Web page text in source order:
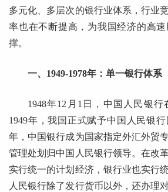
多元化、多层次的银行业体系，行业
率也在不断提高，为我国经济的高
撑。
一、1949-1978年：单一银行体系
1948年12月1日，中国人民银行
1949年，我国正式赋予中国人民银
年，中国银行成为国家指定外汇外贸
管理处划归中国人民银行领导。在改
实行统一的计划经济，银行业也实行
人民银行除了发行货币以外，还办理